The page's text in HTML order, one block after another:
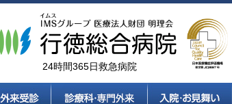
24時間365日救急病院